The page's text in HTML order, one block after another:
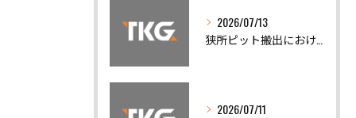
2026/07/13
2026/07/11